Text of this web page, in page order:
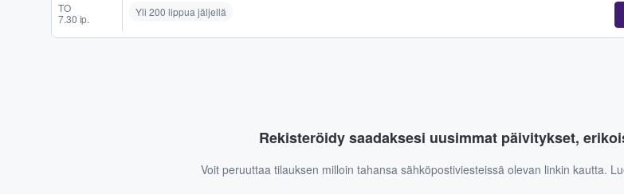
TO
7.30 ip.
Yli 200 lippua jäljellä
Rekisteröidy saadaksesi uusimmat päivitykset,
Voit peruuttaa tilauksen milloin tahansa sähköpostiviesteissä olevan linkin kautta.